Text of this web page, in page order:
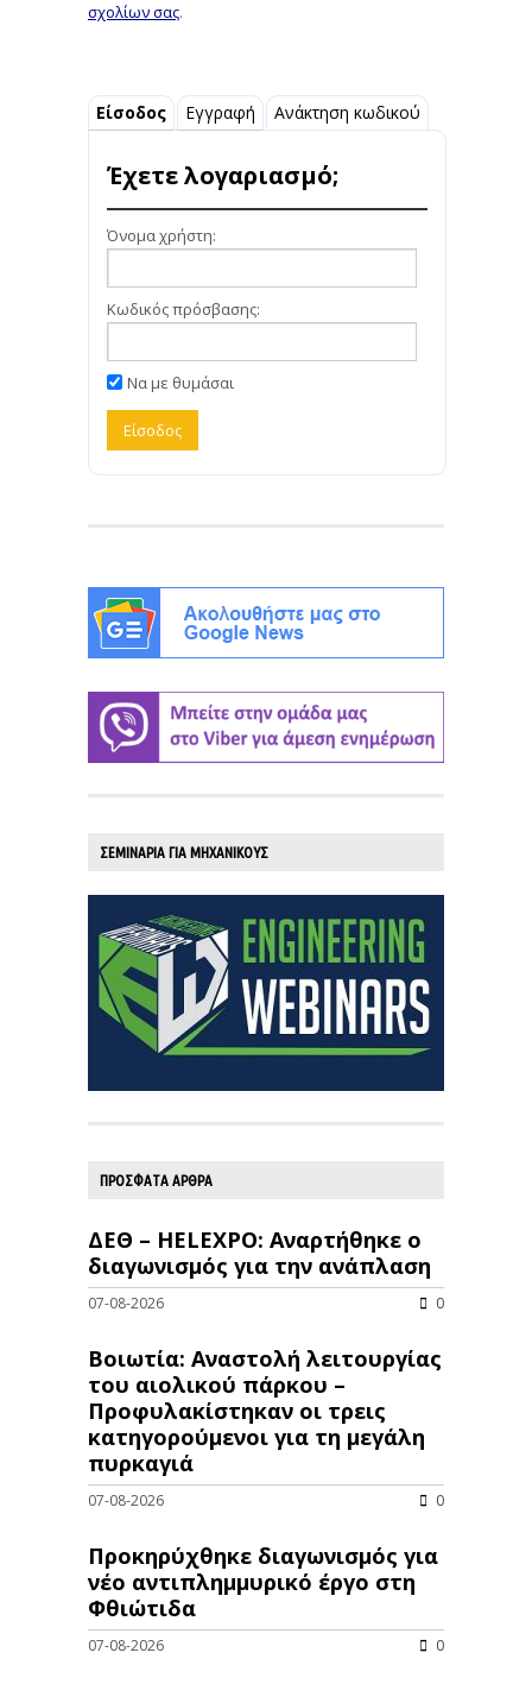
σχολίων σας.
Είσοδος Εγγραφή Ανάκτηση κωδικού
Έχετε λογαριασμό;
Όνομα χρήστη:
Κωδικός πρόσβασης:
Να με θυμάσαι
ΣΕΜΙΝΑΡΙΑ ΓΙΑ ΜΗΧΑΝΙΚΟΥΣ
ΠΡΟΣΦΑΤΑ ΑΡΘΡΑ
ΔΕΘ – HELEXPO: Αναρτήθηκε ο
διαγωνισμός για την ανάπλαση
07-08-2026 0
Βοιωτία: Αναστολή λειτουργίας
του αιολικού πάρκου –
Προφυλακίστηκαν οι τρεις
κατηγορούμενοι για τη μεγάλη
πυρκαγιά
07-08-2026 0
Προκηρύχθηκε διαγωνισμός για
νέo αντιπλημμυρικό έργο στη
Φθιώτιδα
07-08-2026 0